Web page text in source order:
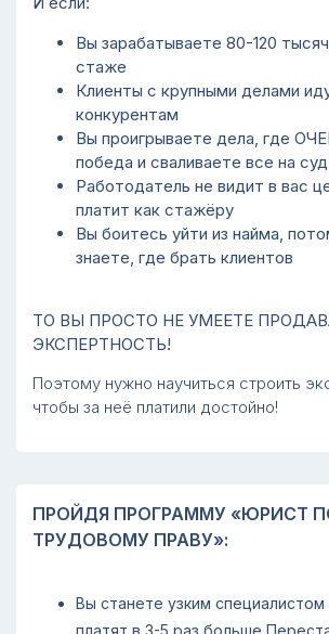
Вы зарабатываете 80-120
стаже
Клиенты с крупными делами
конкурентам
Вы проигрываете дела, где
победа и сваливаете все на суд
Работодатель не видит в вас
платит как стажёру
Вы боитесь уйти из найма,
знаете, где брать клиентов
ТО ВЫ ПРОСТО НЕ УМЕЕТЕ
ЭКСПЕРТНОСТЬ!
Поэтому нужно научиться строить
чтобы за неё платили достойно!
ПРОЙДЯ ПРОГРАММУ «ЮРИСТ
ТРУДОВОМУ ПРАВУ»:
Вы станете узким